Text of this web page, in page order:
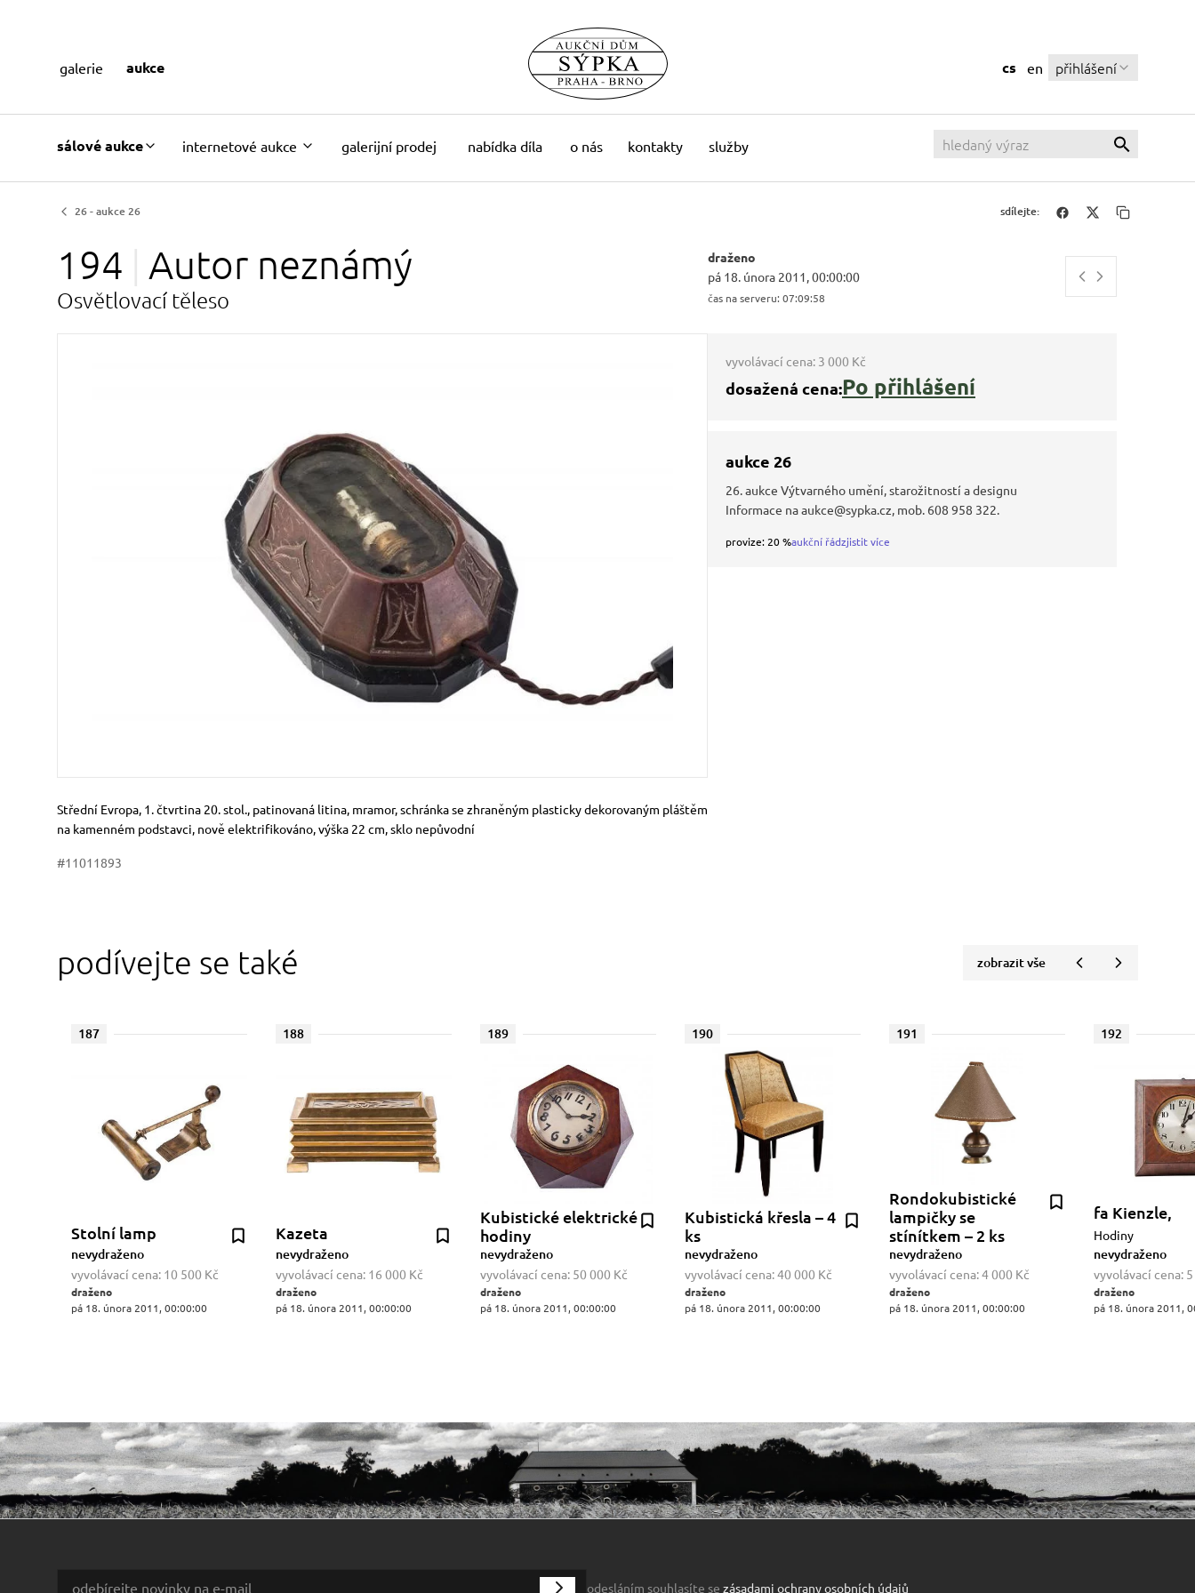
sálové aukce internetové aukce galerijní prodej nabídka díla o nás kontakty služby
cs en přihlášení
galerie aukce
26 - aukce 26 sdílejte:
194 Autor neznámý
Osvětlovací těleso
draženo
pá 18. února 2011, 00:00:00
čas na serveru: 07:09:59
Rozměry
Stručný popis předmětu
Střední Evropa, 1. čtvrtina 20. stol., patinovaná litina, mramor, schránka se zhraněným plasticky dekorovaným pláštěm
na kamenném podstavci, nově elektrifikováno, výška 22 cm, sklo nepůvodní
#11011893
vyvolávací cena: 3 000 Kč
dosažená cena:Po přihlášení
aukce 26
26. aukce Výtvarného umění, starožitností a designu
Informace na aukce@sypka.cz, mob. 608 958 322.
provize: 20 %aukční řádzjistit více
podívejte se také zobrazit vše
187
Stolní lamp
nevydraženo
vyvolávací cena: 10 500 Kč
draženo
pá 18. února 2011, 00:00:00
188
Kazeta
nevydraženo
vyvolávací cena: 16 000 Kč
draženo
pá 18. února 2011, 00:00:00
189
Kubistické elektrické
hodiny
nevydraženo
vyvolávací cena: 50 000 Kč
draženo
pá 18. února 2011, 00:00:00
190
Kubistická křesla – 4
ks
nevydraženo
vyvolávací cena:40 000 Kč
draženo
pá 18. února 2011, 00:00:00
191
Rondokubistické
lampičky se
stínítkem – 2 ks
nevydraženo
vyvolávací cena:4 000 Kč
draženo
pá 18. února 2011, 00:00:00
192
fa Kienzle,
Hodiny
nevydraženo
vyvolávací cena:
draženo
pá 18. února 2011,
odesláním souhlasíte se zásadami ochrany osobních údajů